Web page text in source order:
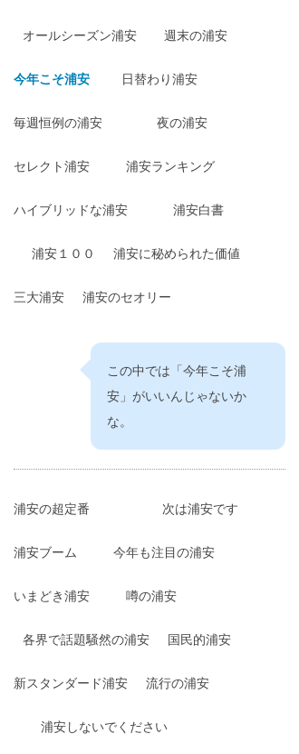
オールシーズン浦安 週末の浦安
今年こそ浦安 日替わり浦安
毎週恒例の浦安 夜の浦安
セレクト浦安 浦安ランキング
ハイブリッドな浦安 浦安白書
浦安１００ 浦安に秘められた価値
三大浦安 浦安のセオリー
この中では「今年こそ浦
安」がいいんじゃないか
な。
浦安の超定番 次は浦安です
浦安ブーム 今年も注目の浦安
いまどき浦安 噂の浦安
各界で話題騒然の浦安 国民的浦安
新スタンダード浦安 流行の浦安
浦安しないでください